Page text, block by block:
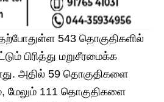
543 தொகுதிகளில்
பிரித்து மறுசீரமைக்க
அதில் 59 தொகுதிகளை
மேலும் 111 தொகுதிகளை